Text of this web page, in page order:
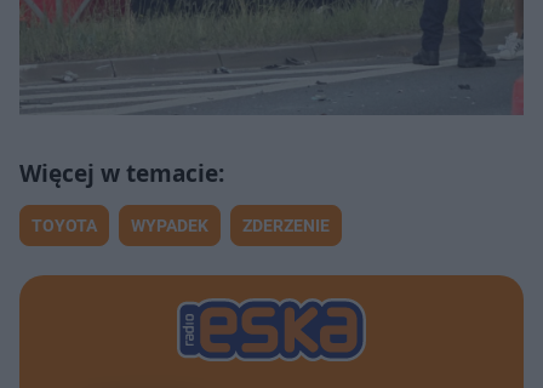
TOYOTA WYPADEK ZDERZENIE